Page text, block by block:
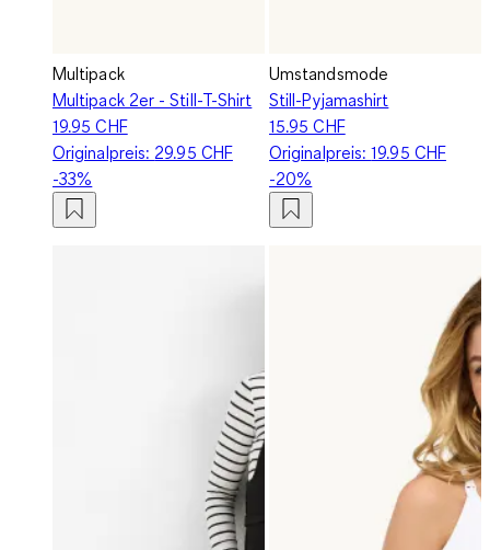
Multipack
Multipack 2er - Still-T-Shirt
19.95 CHF
Originalpreis: 29.95 CHF
-33%
Umstandsmode
Still-Pyjamashirt
15.95 CHF
Originalpreis:19.95 CHF
-20%